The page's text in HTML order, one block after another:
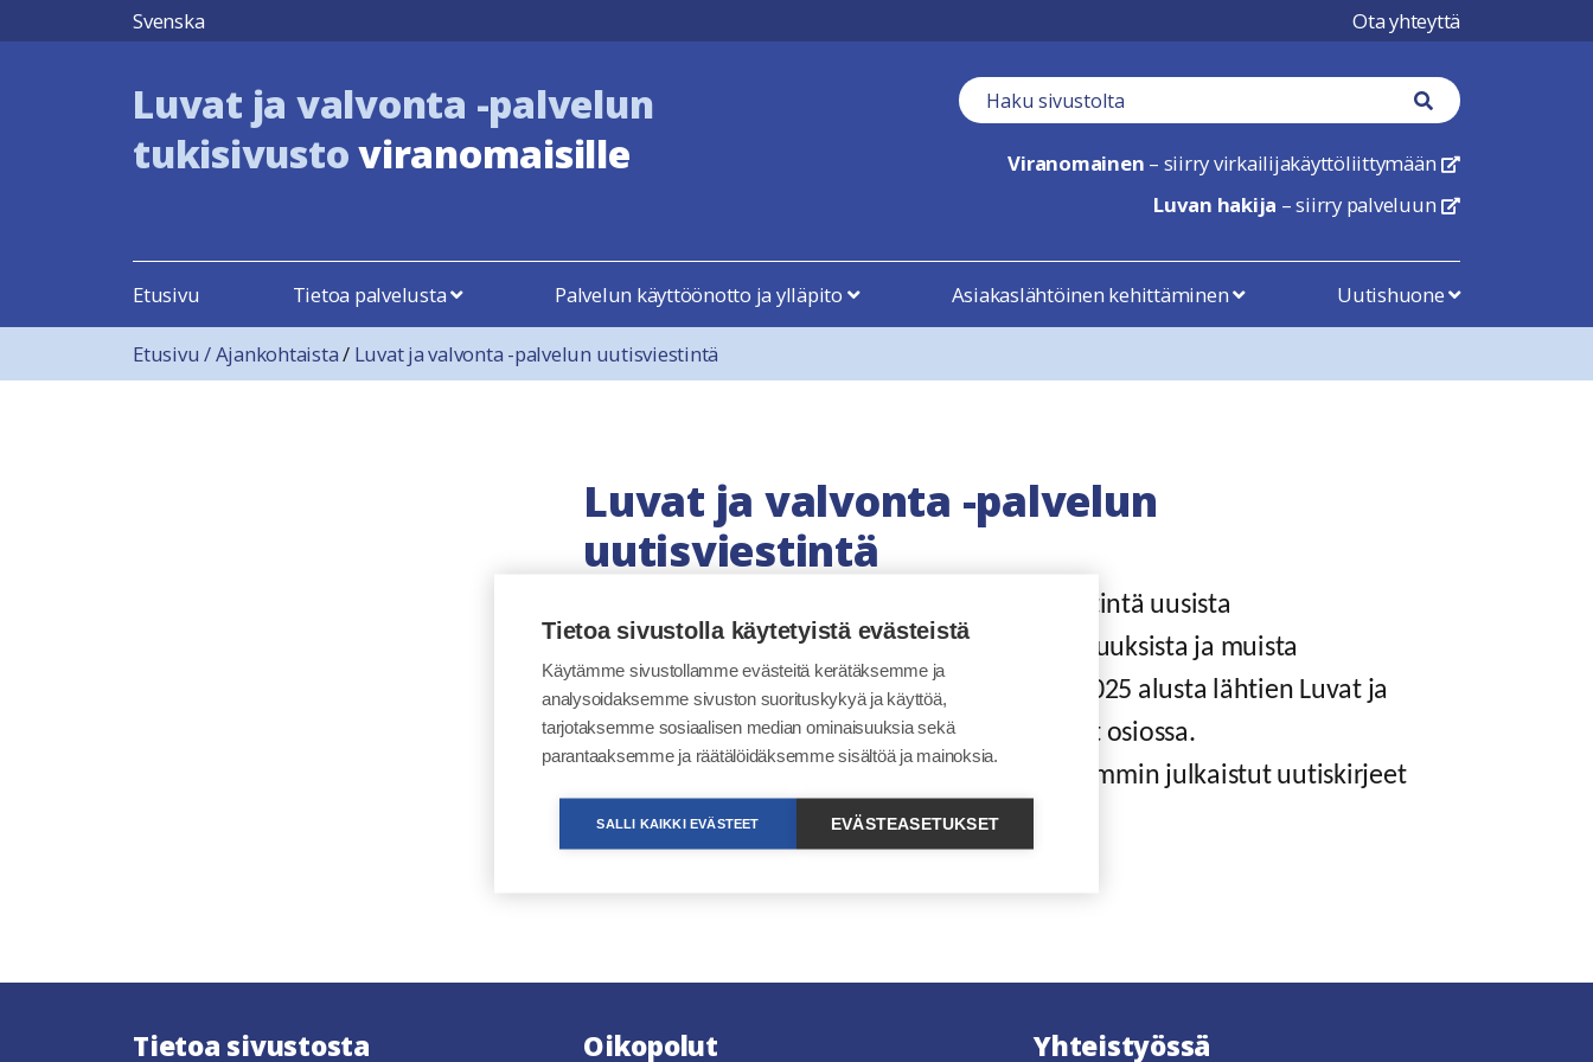
Hyppää sisältöönSvenska Ota yhteyttä
Luvat ja valvonta -palvelun
tukisivustoviranomaisille
Haku kenttä
Haku nappi
Viranomainen – siirry virkailijakäyttöliittymään linkki avautuu
Luvan hakija – siirry palveluun linkki avautuu
Etusivu Tietoa palvelusta Palvelun käyttöönotto ja ylläpito Asiakaslähtöinen kehittäminen Uutishuone
Etusivu /Ajankohtaista/ Luvat ja valvonta -palvelun uutisviestintä
Luvat ja valvonta -palvelun
uutisviestintä
Luvat ja valvonta -palvelua koskeva uutisviestintä uusista
toiminnallisuuksista, tapahtumista sekä tilaisuuksista ja muista
ajankohtaisista asioista julkaistaan vuoden 2025 alusta lähtien Luvat ja
valvonta -palvelun tukisivuston ajankohtaiset osiossa.
Erillistä uutiskirjettä emme enää julkaise. Aiemmin julkaistut uutiskirjeet
löydätUutishuoneesta. linkki avautuu uuteen ikkunaan
Tietoa sivustosta Oikopolut Yhteistyössä
Tietoa sivustolla käytetyistä evästeistä
Käytämme sivustollamme evästeitä kerätäksemme ja
analysoidaksemme sivuston suorituskykyä ja käyttöä,
tarjotaksemme sosiaalisen median ominaisuuksia sekä
parantaaksemme ja räätälöidäksemme sisältöä ja mainoksia.
SALLI KAIKKI EVÄSTEET EVÄSTEASETUKSET